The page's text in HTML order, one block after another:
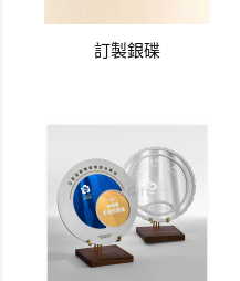
訂製銀碟